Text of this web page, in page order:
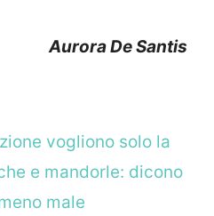
Aurora De Santis
vogliono solo la
e mandorle: dicono
male